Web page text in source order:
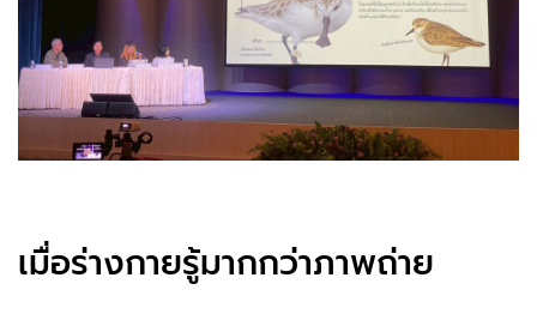
เมื่อร่างกายรู้มากกว่าภาพถ่าย